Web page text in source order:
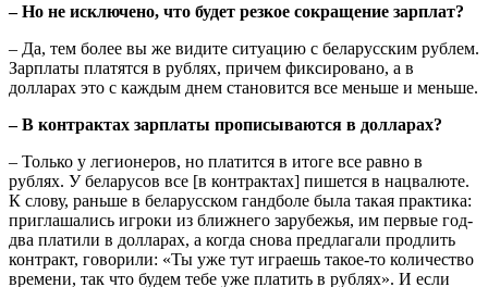
– Но не исключено, что будет резкое сокращение зарплат?
– Да, тем более вы же видите ситуацию с беларусским рублем.
Зарплаты платятся в рублях, причем фиксировано, а в
долларах это с каждым днем становится все меньше и меньше.
– В контрактах зарплаты прописываются в долларах?
– Только у легионеров, но платится в итоге все равно в
рублях. У беларусов все [в контрактах] пишется в нацвалюте.
К слову, раньше в беларусском гандболе была такая практика:
приглашались игроки из ближнего зарубежья, им первые год-
два платили в долларах, а когда снова предлагали продлить
контракт, говорили: «Ты уже тут играешь такое-то количество
времени, так что будем тебе уже платить в рублях». И если